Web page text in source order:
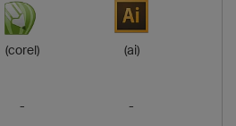
(corel) (ai)
- -